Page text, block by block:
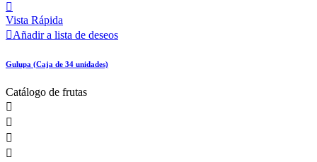

Vista Rápida
Añadir a lista de deseos
Gulupa (Caja de 34 unidades)
Catálogo de frutas



